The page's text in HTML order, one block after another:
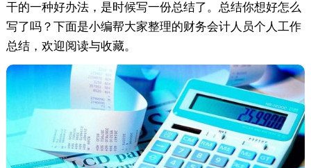
干的一种好办法，是时候写一份总结了。总结你想好怎么
写了吗？下面是小编帮大家整理的财务会计人员个人工作
总结，欢迎阅读与收藏。